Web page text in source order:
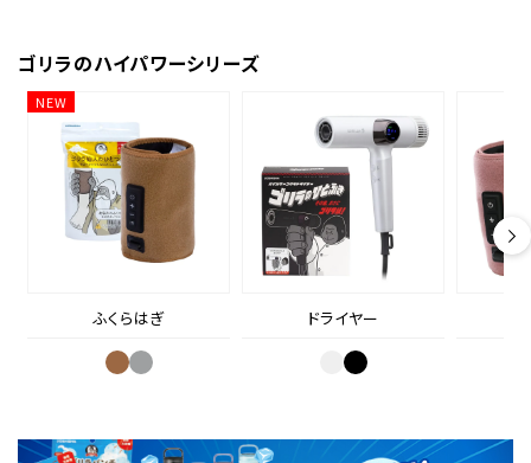
ゴリラのハイパワーシリーズ
NEW
ふくらはぎ ドライヤー